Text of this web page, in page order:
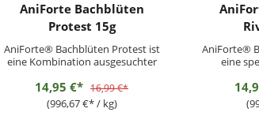
AniForte Bachblüten
Protest 15g
AniForte® Bachblüten Protest ist
eine Kombination ausgesuchter
widerspenstigen und
protestierenden Haustieren zu
empfehlen sind. Das Naturprodukt
14,95 €* 16,99 €*
(996,67 €* / kg)
AniForte®
eine
Globuli